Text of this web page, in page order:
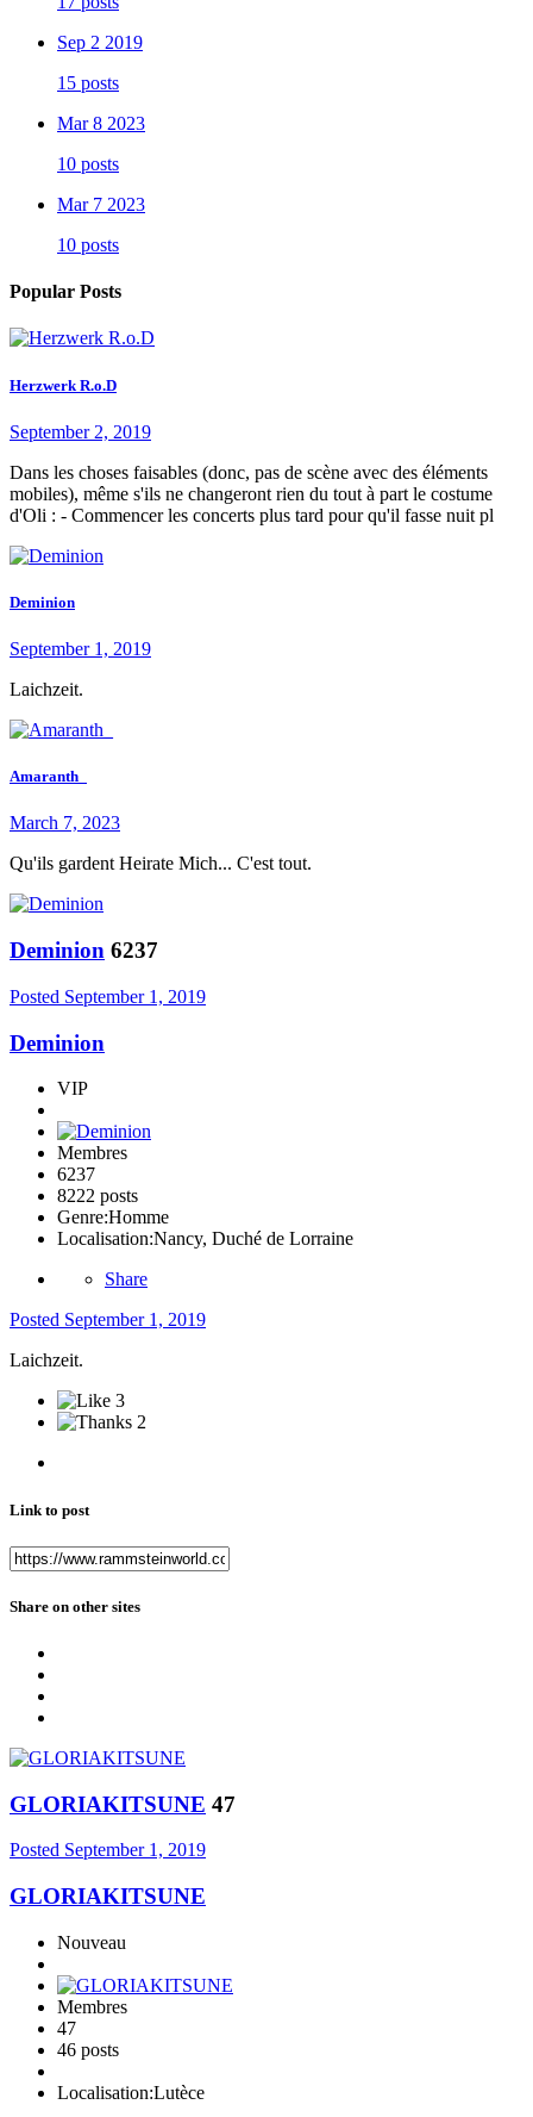
Sep 2 2019
15 posts
Mar 8 2023
10 posts
Mar 7 2023
10 posts
Popular Posts
Herzwerk R.o.D
September 2, 2019
Dans les choses faisables (donc, pas de scène avec des éléments
mobiles), même s'ils ne changeront rien du tout à part le costume
d'Oli : - Commencer les concerts plus tard pour qu'il fasse nuit pl
Deminion
September 1, 2019
Laichzeit.
Amaranth_
March 7, 2023
Qu'ils gardent Heirate Mich... C'est tout.
Deminion 6237
Posted September 1, 2019
Deminion
VIP
Membres
6237
8222 posts
Genre:Homme
Localisation:Nancy, Duché de Lorraine
Share
Posted September 1, 2019
Laichzeit.
3
2
Link to post
Share on other sites
GLORIAKITSUNE 47
Posted September 1, 2019
GLORIAKITSUNE
Nouveau
Membres
47
46 posts
Localisation:Lutèce